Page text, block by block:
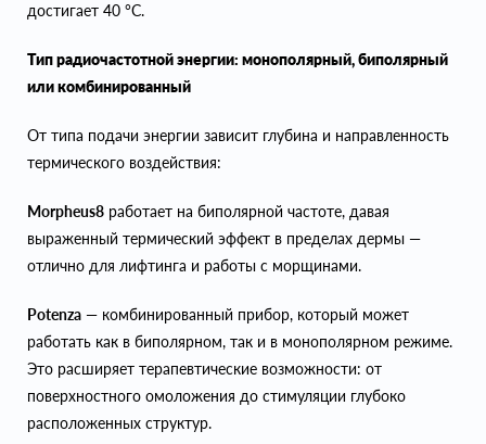
достигает 40 °C.
Тип радиочастотной энергии: монополярный, биполярный
или комбинированный
От типа подачи энергии зависит глубина и направленность
термического воздействия:
Morpheus8 работает на биполярной частоте, давая
выраженный термический эффект в пределах дермы —
отлично для лифтинга и работы с морщинами.
Potenza — комбинированный прибор, который может
работать как в биполярном, так и в монополярном режиме.
Это расширяет терапевтические возможности: от
поверхностного омоложения до стимуляции глубоко
расположенных структур.